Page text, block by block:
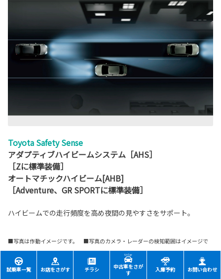
Toyota Safety Sense
アダプティブハイビームシステム［AHS］
［Zに標準装備］
オートマチックハイビーム[AHB]
［Adventure、GR SPORTに標準装備］
ハイビームでの走行頻度を高め夜間の見やすさをサポート。
■写真は作動イメージです。 ■写真のカメラ・レーダーの検知範囲はイメージで
す。
試乗車一覧 お店をさがす チラシ
中古車をさが
す
入庫予約 お問い合わせ